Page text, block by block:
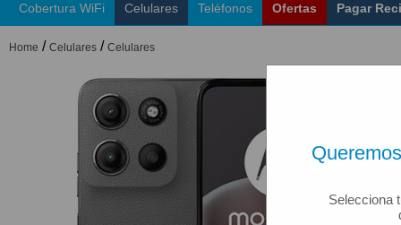
Selecciona
Cobertura WiFi Celulares Teléfonos Ofertas Pagar
Home / Celulares / Celulares